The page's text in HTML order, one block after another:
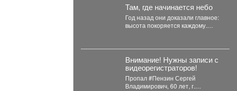
Там, где начинается небо
Год назад они доказали главное:
высота покоряется каждому.
Внимание! Нужны записи с
видеорегистраторов!
Пропал #Пензин Сергей
Владимирович, 60 лет, г.